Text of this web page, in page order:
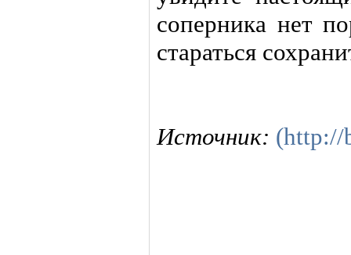
соперника нет
стараться
Источник: (http://